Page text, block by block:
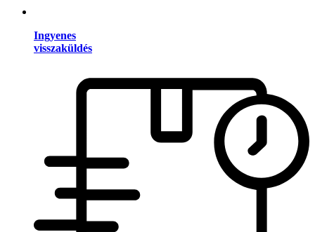
Ingyenes
visszaküldés